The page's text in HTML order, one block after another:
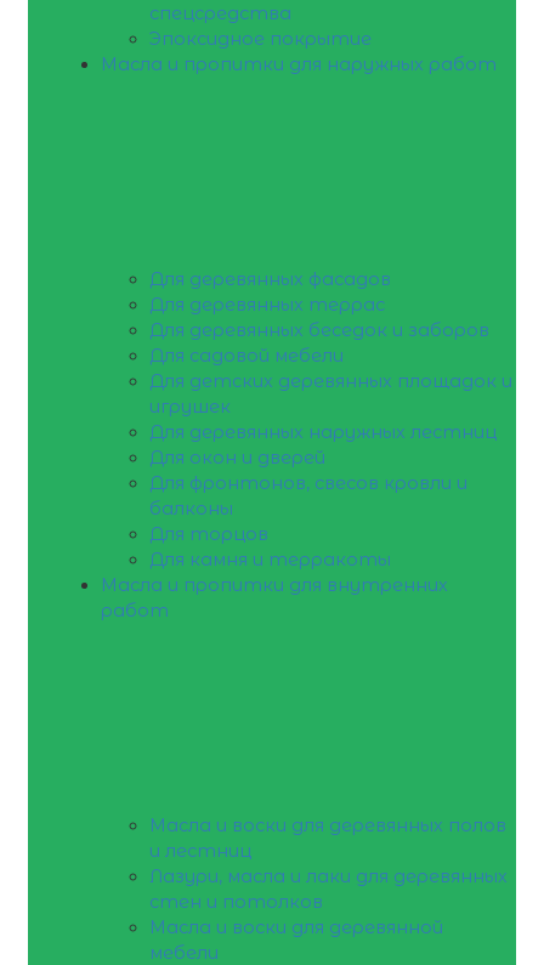
спецсредства
Эпоксидное покрытие
Масла и пропитки для наружных работ
Для деревянных фасадов
Для деревянных террас
Для деревянных беседок и заборов
Для садовой мебели
Для детских деревянных площадок и
игрушек
Для деревянных наружных лестниц
Для окон и дверей
Для фронтонов, свесов кровли и
балконы
Для торцов
Для камня и терракоты
Масла и пропитки для внутренних
работ
Масла и воски для деревянных полов
и лестниц
Лазури, масла и лаки для деревянных
стен и потолков
Масла и воски для деревянной
мебели